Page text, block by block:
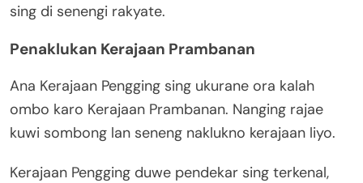
sing di senengi rakyate.
Penaklukan Kerajaan Prambanan
Ana Kerajaan Pengging sing ukurane ora kalah
ombo karo Kerajaan Prambanan. Nanging rajae
kuwi sombong lan seneng naklukno kerajaan liyo.
Kerajaan Pengging duwe pendekar sing terkenal,